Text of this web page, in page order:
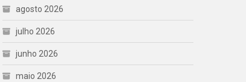
agosto 2026
julho 2026
junho 2026
maio 2026